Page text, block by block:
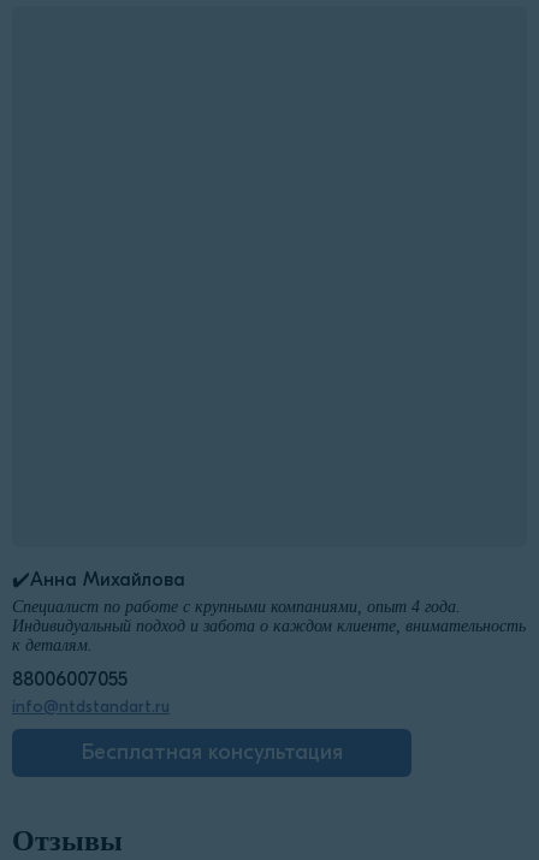
✔️Анна Михайлова
Специалист по работе с крупными компаниями, опыт 4 года.
Индивидуальный подход и забота о каждом клиенте, внимательность
к деталям.
88006007055
info@ntdstandart.ru
Бесплатная консультация
Отзывы